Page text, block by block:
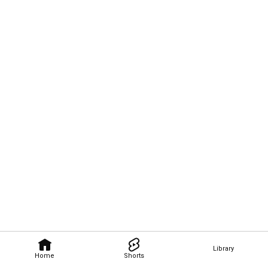
Home Shorts
Library